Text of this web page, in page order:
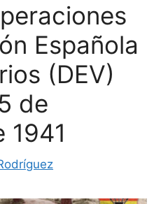
Española
(DEV)
de
1941